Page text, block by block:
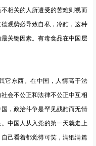
相关的人所遭受的苦难则视而
观势必导致自私，冷酷，这种
关键因素。有毒食品在中国层
东西。在中国，人情高于法
会不公正和法律不公正中互相
，政治斗争是罕见残酷而无情
中国人从入党的第一天就走上
己看着都觉得可笑，满纸满篇